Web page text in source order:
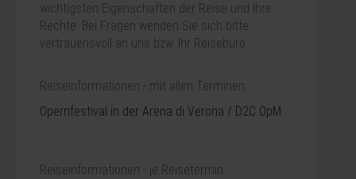
wichtigsten Eigenschaften der Reise und Ihre
Rechte. Bei Fragen wenden Sie sich bitte
vertrauensvoll an uns bzw. Ihr Reisebüro.
Reiseinformationen - mit allen Terminen
Opernfestival in der Arena di Verona / D2C OpM
Reiseinformationen - je Reisetermin